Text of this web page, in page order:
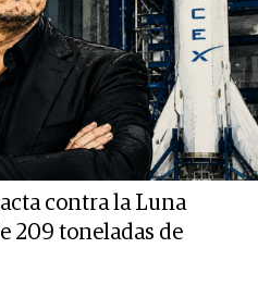
contra la Luna
209 toneladas de